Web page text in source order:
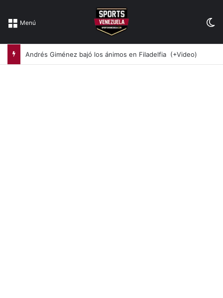
Menú
Andrés Giménez bajó los ánimos en Filadelfia (+Video)